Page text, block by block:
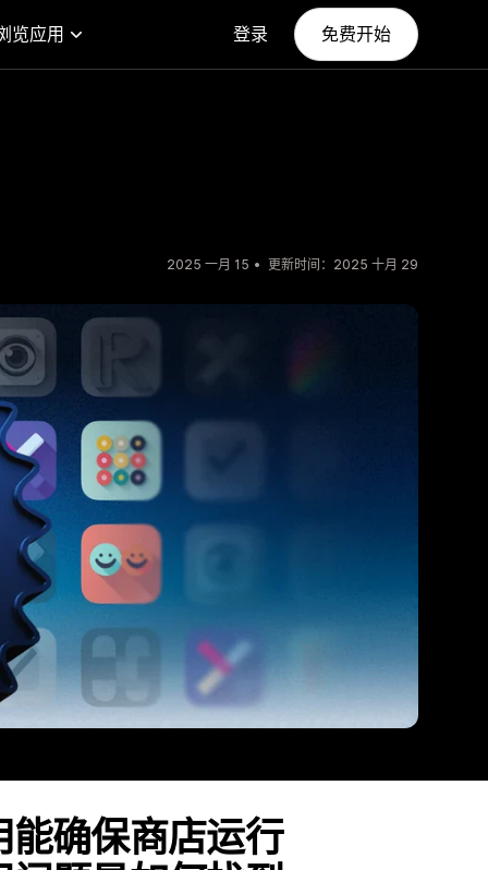
览应用 登录 免费开始
2025 一月 15 更新时间：2025 十月 29
确保商店运行